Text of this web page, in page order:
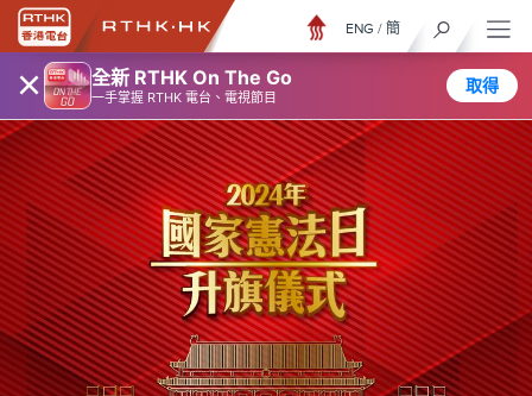
× 全新 RTHK On The Go
一手掌握 RTHK 電台、電視節目
取得
ENG / 簡